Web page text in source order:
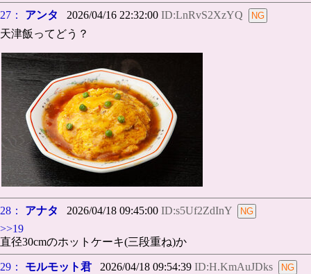
27： アンタ 2026/04/16 22:32:00 ID:LnRvS2XzYQ
天津飯ってどう？
28： アナタ 2026/04/18 09:45:00 ID:s5Uf2ZdInY
>>19
直径30cmのホットケーキ(三段重ね)か
29： モルモット君 2026/04/18 09:54:39 ID:H.KmAuJDks